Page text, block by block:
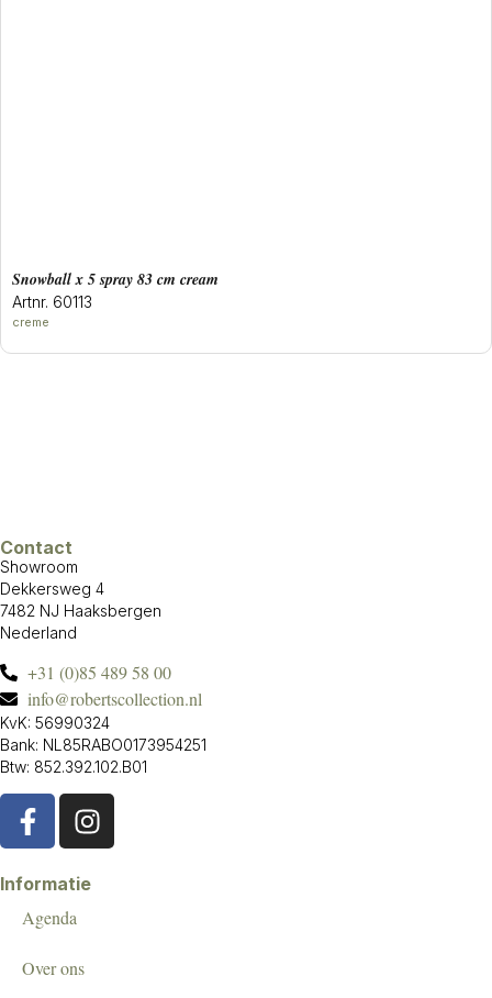
snowball x 5 spray 83 cm cream
Artnr. 60113
creme
Contact
Showroom
Dekkersweg 4
7482 NJ Haaksbergen
Nederland
+31 (0)85 489 58 00
info@robertscollection.nl
KvK: 56990324
Bank: NL85RABO0173954251
Btw: 852.392.102.B01
Informatie
Agenda
Over ons